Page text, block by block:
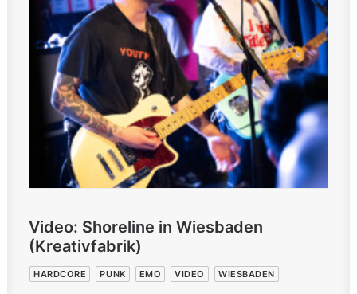
Video: Shoreline in Wiesbaden
(Kreativfabrik)
HARDCORE PUNK EMO VIDEO WIESBADEN